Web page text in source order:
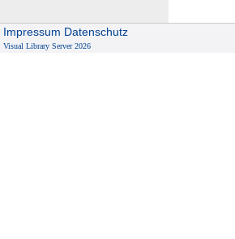
Impressum Datenschutz
Visual Library Server 2026